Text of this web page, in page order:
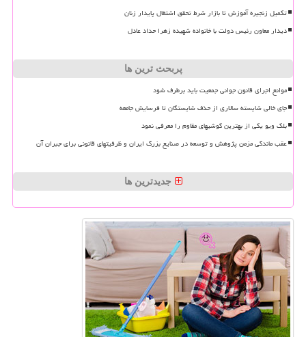
تکمیل زنجیره آموزش تا بازار شرط تحقق اشتغال پایدار زنان
دیدار معاون رئیس دولت با خانواده شهیده زهرا حداد عادل
پربحث ترین ها
موانع اجرای قانون جوانی جمعیت باید برطرف شود
جای خالی شایسته سالاری از حذف شایستگان تا فرسایش جامعه
بلک ویو یکی از بهترین گوشیهای مقاوم را معرفی نمود
عقب ماندگی مزمن پژوهش و توسعه در صنایع بزرگ ایران و ظرفیتهای قانونی برای جبران آن
جدیدترین ها